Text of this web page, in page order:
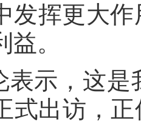
发挥更大
。
表示，这是
式出访，